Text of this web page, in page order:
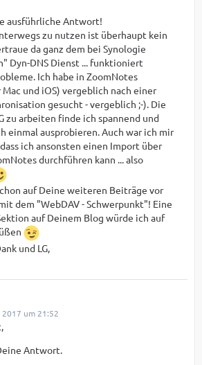
ausführliche Antwort!
zu nutzen ist überhaupt kein
da ganz dem bei Synologie
Dyn-DNS Dienst ... funktioniert
Ich habe in ZoomNotes
und iOS) vergeblich nach einer
gesucht - vergeblich ;-). Die
zu arbeiten finde ich spannend und
einmal ausprobieren. Auch war ich mir
ich ansonsten einen Import über
durchführen kann ... also
auf Deine weiteren Beiträge vor
dem "WebDAV - Schwerpunkt"! Eine
auf Deinem Blog würde ich auf
und LG,
um 21:52
Antwort.